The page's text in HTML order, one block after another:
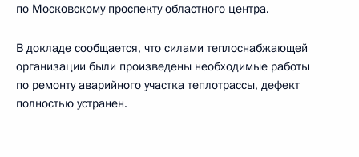
по Московскому проспекту областного центра.
В докладе сообщается, что силами теплоснабжающей
организации были произведены необходимые работы
по ремонту аварийного участка теплотрассы, дефект
полностью устранен.